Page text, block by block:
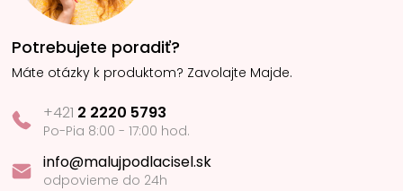
Potrebujete poradiť?
Máte otázky k produktom? Zavolajte Majde.
+421 2 2220 5793
Po-Pia 8:00 - 17:00 hod.
info@malujpodlacisel.sk
odpovieme do 24h